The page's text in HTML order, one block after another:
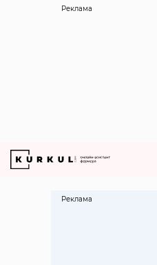
Реклама
Реклама